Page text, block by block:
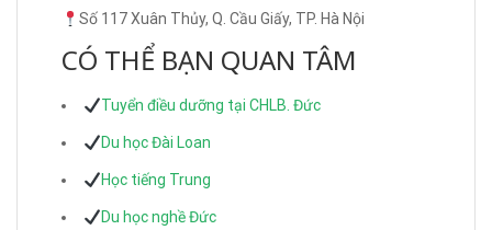
Số 117 Xuân Thủy, Q. Cầu Giấy, TP. Hà Nội
CÓ THỂ BẠN QUAN TÂM
Tuyển điều dưỡng tại CHLB. Đức
Du học Đài Loan
Học tiếng Trung
Du học nghề Đức